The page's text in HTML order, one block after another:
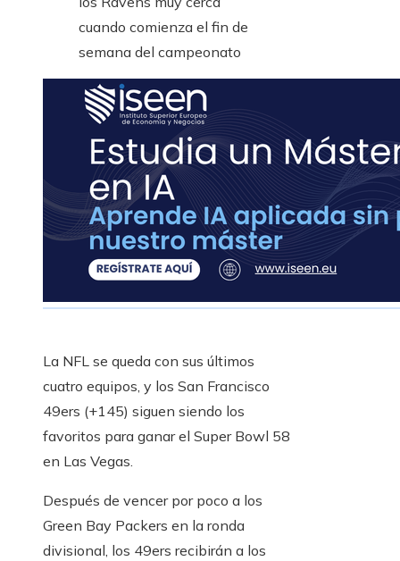
La NFL se queda con sus últimos
cuatro equipos, y los San Francisco
49ers (+145) siguen siendo los
favoritos para ganar el Super Bowl 58
en Las Vegas.
Después de vencer por poco a los
Green Bay Packers en la ronda
divisional, los 49ers recibirán a los